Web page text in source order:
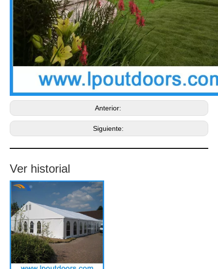
Anterior:
Siguiente:
Ver historial